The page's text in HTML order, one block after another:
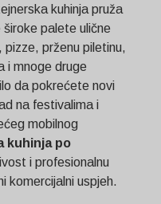
kuhinja pruža
palete ulične
pizze, prženu piletinu,
i mnoge druge
da pokrećete novi
na festivalima i
mobilnog
kuhinja po
i profesionalnu
komercijalni uspjeh.